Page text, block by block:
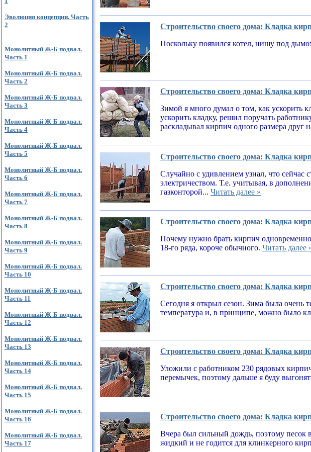
Эволюция концепции. Часть
2
Монолитный Ж-Б подвал.
Часть 1
Монолитный Ж-Б подвал.
Часть 2
Монолитный Ж-Б подвал.
Часть 3
Монолитный Ж-Б подвал.
Часть 4
Монолитный Ж-Б подвал.
Часть 5
Монолитный Ж-Б подвал.
Часть 6
Монолитный Ж-Б подвал.
Часть 7
Монолитный Ж-Б подвал.
Часть 8
Монолитный Ж-Б подвал.
Часть 9
Монолитный Ж-Б подвал.
Часть 10
Монолитный Ж-Б подвал.
Часть 11
Монолитный Ж-Б подвал.
Часть 12
Монолитный Ж-Б подвал.
Часть 13
Монолитный Ж-Б подвал.
Часть 14
Монолитный Ж-Б подвал.
Часть 15
Монолитный Ж-Б подвал.
Часть 16
Монолитный Ж-Б подвал.
Часть 17
Строительство своего дома: Кладка
Поскольку появился котел, нишу под
Строительство своего дома: Кладка
Зимой я много думал о том, как ускорить
ускорить кладку, решил поручать
раскладывал кирпич одного размера друг
Строительство своего дома: Кладка
Случайно с удивлением узнал, что сейчас
электричеством. Т.е. учитывая, в
газконторой... Читать далее »
Строительство своего дома: Кладка
Почему нужно брать кирпич
18-го ряда, короче обычного. Читать далее
Строительство своего дома: Кладка
Сегодня я открыл сезон. Зима была очень
температура и, в принципе, можно было
Строительство своего дома: Кладка
Уложили с работником 230 рядовых
перемычек, поэтому дальше я буду
Строительство своего дома: Кладка
Вчера был сильный дождь, поэтому песок
жидкий и не годится для клинкерного